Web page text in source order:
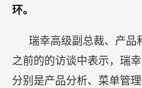
环。
瑞幸高级副总裁、产品
之前的的访谈中表示，瑞
分别是产品分析、菜单管